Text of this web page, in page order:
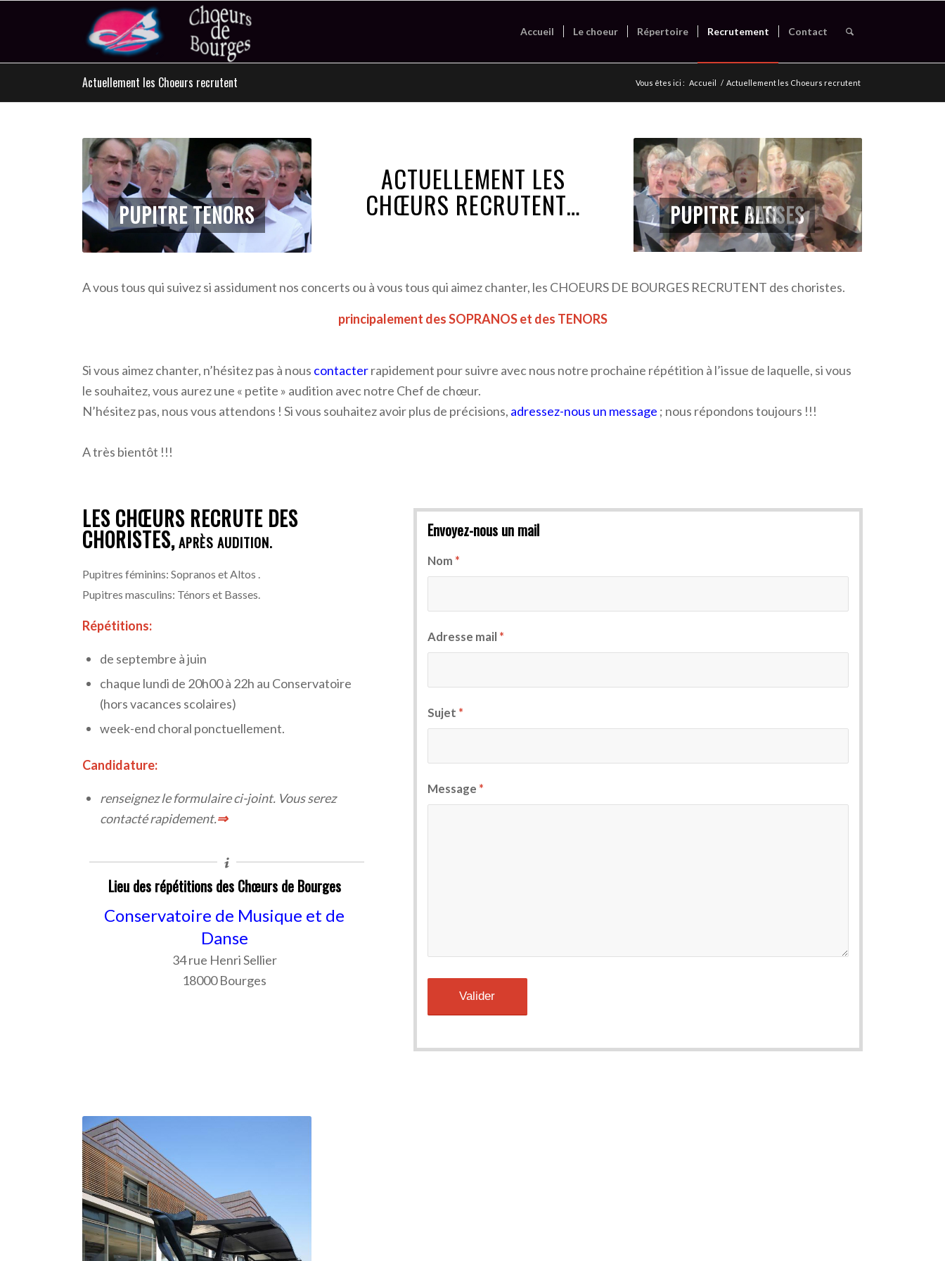
Accueil Le choeur Répertoire Recrutement Contact
Actuellement les Choeurs recrutent Vous êtes ici : Accueil / Actuellement les Choeurs recrutent
PUPITRE TENORS
ACTUELLEMENT LES
CHŒURS RECRUTENT… PUPITRE BASSES
A vous tous qui suivez si assidument nos concerts ou à vous tous qui aimez chanter, les CHOEURS DE BOURGES RECRUTENT des choristes.
principalement des SOPRANOS et des TENORS
Si vous aimez chanter, n’hésitez pas à nous contacterrapidement pour suivre avec nous notre prochaine répétition à l’issue de laquelle, si vous
le souhaitez, vous aurez une « petite » audition avec notre Chef de chœur.
N’hésitez pas, nous vous attendons ! Si vous souhaitez avoir plus de précisions, adressez-nous un message ; nous répondons toujours !!!
A très bientôt !!!
LES CHŒURS RECRUTE DES
CHORISTES,APRÈS AUDITION.
Pupitres féminins: Sopranos et Altos .
Pupitres masculins: Ténors et Basses.
Répétitions:
de septembre à juin
chaque lundi de 20h00 à 22h au Conservatoire
(hors vacances scolaires)
week-end choral ponctuellement.
Candidature:
renseignez le formulaire ci-joint. Vous serez
contacté rapidement.⇒
Lieu des répétitions des Chœurs de Bourges
Conservatoire de Musique et de
Danse
34 rue Henri Sellier
18000 Bourges
Envoyez-nous un mail
Nom *
Adresse mail *
Sujet *
Message *